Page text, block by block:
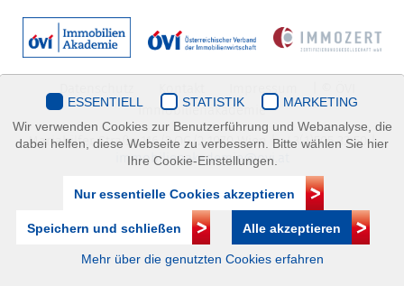
Immobilienakademie
Mariahilfer Straße 116/2.OG/2 1070 Wien | +43(1)505 32 50 |
immobilienakademie@ovi.at
ESSENTIELL STATISTIK
MARKETING
Wir verwenden Cookies zur Benutzerführung und Webanalyse, die
dabei helfen, diese Webseite zu verbessern. Bitte wählen Sie hier
Ihre Cookie-Einstellungen.
Nur essentielle Cookies akzeptieren
Speichern und schließen Alle akzeptieren
Mehr über die genutzten Cookies erfahren